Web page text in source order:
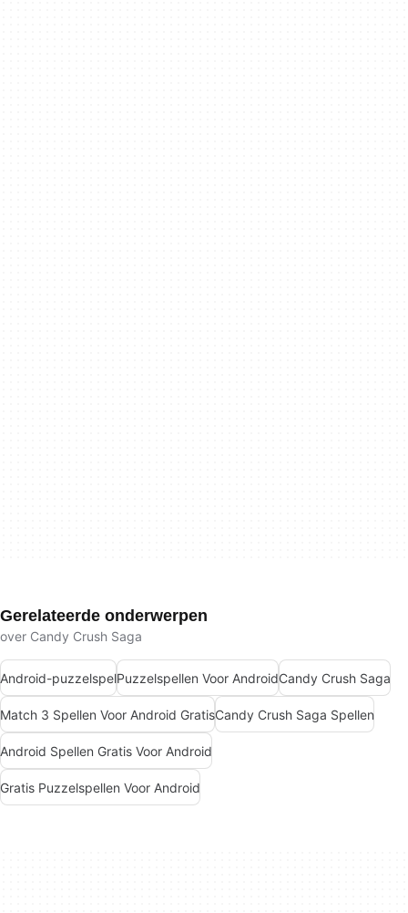
Gerelateerde onderwerpen
over Candy Crush Saga
Android-puzzelspelPuzzelspellen Voor AndroidCandy Crush Saga
Match 3 Spellen Voor Android GratisCandy Crush Saga Spellen
Android Spellen Gratis Voor Android
Gratis Puzzelspellen Voor Android